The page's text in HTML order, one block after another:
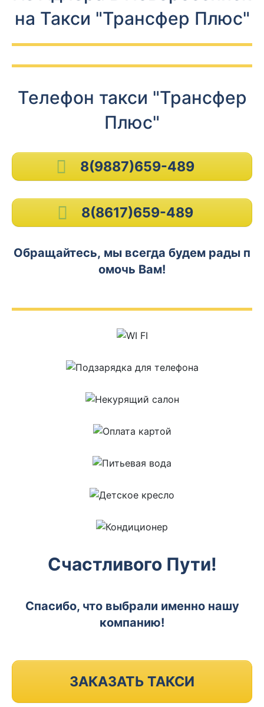
на Такси "Трансфер Плюс"
Телефон такси "Трансфер
Плюс"
8(9887)659-489
8(8617)659-489
Обращайтесь, мы всегда будем рады п
омочь Вам!
Счастливого Пути!
Спасибо, что выбрали именно нашу
компанию!
ЗАКАЗАТЬ ТАКСИ